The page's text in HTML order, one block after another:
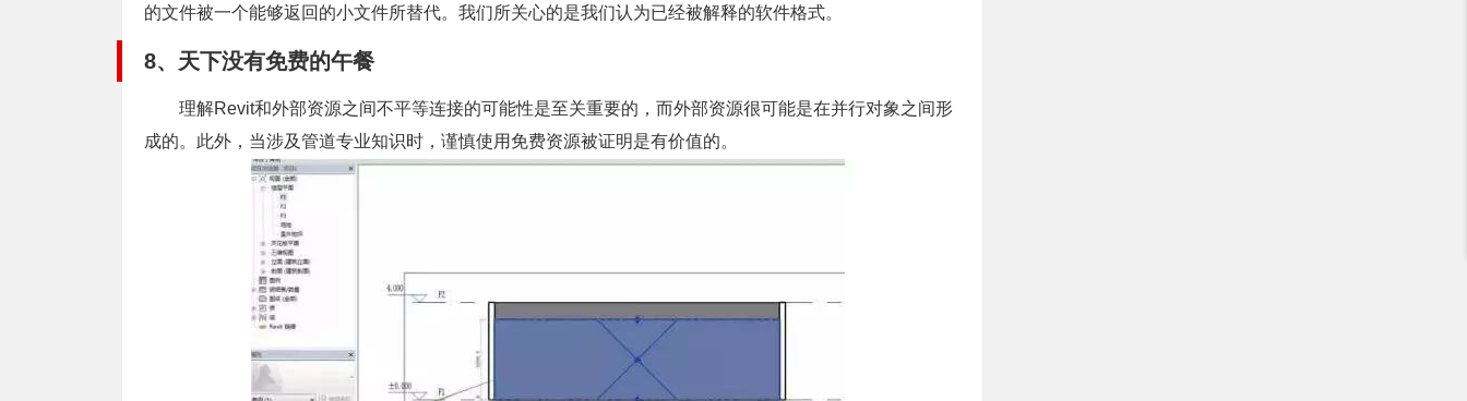
的文件被一个能够返回的小文件所替代。我们所关心的是我们认为已经被解释的软件格式。
8、天下没有免费的午餐
理解Revit和外部资源之间不平等连接的可能性是至关重要的，而外部资源很可能是在并行对象之间形
成的。此外，当涉及管道专业知识时，谨慎使用免费资源被证明是有价值的。